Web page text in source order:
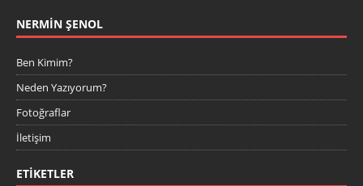
NERMIN ŞENOL
Ben Kimim?
Neden Yazıyorum?
Fotoğraflar
İletişim
ETIKETLER